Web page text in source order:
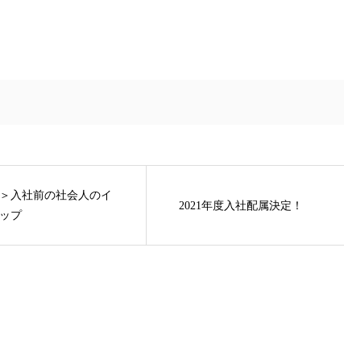
入社前の社会人のイ
プ
2021年度入社配属決定！